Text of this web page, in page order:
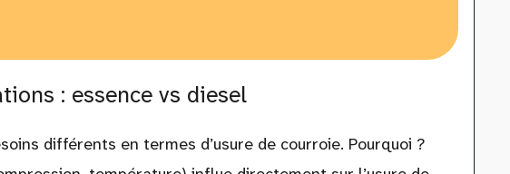
: essence vs diesel
différents en termes d’usure de courroie. Pourquoi ?